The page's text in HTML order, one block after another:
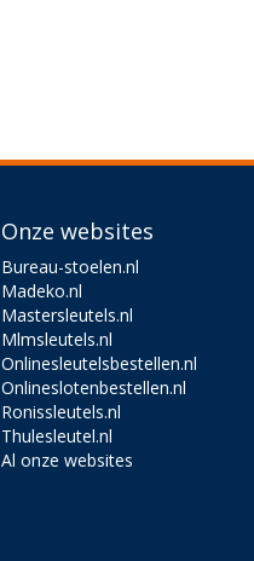
Onze websites
Bureau-stoelen.nl
Madeko.nl
Mastersleutels.nl
Mlmsleutels.nl
Onlinesleutelsbestellen.nl
Onlineslotenbestellen.nl
Ronissleutels.nl
Thulesleutel.nl
Al onze websites